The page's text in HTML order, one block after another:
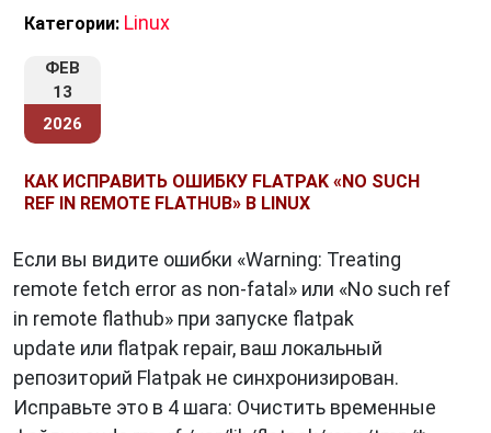
Категории: Linux
ФЕВ
13
2026
КАК ИСПРАВИТЬ ОШИБКУ FLATPAK «NO SUCH
REF IN REMOTE FLATHUB» В LINUX
Если вы видите ошибки «Warning: Treating
remote fetch error as non-fatal» или «No such ref
in remote flathub» при запуске flatpak
update или flatpak repair, ваш локальный
репозиторий Flatpak не синхронизирован.
Исправьте это в 4 шага: Очистить временные